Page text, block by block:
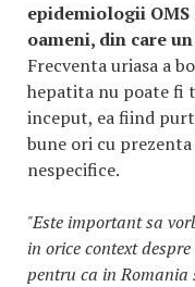
epidemiologii
oameni, din care
Frecventa uriasa a
hepatita nu poate fi
inceput, ea fiind
bune ori cu
nespecifice.
"Este important sa
in orice context
pentru ca in Romania